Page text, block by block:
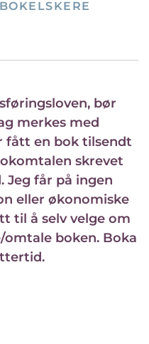
bør
merkes med
fått en bok tilsendt
skrevet
Jeg får på ingen
eller økonomiske
til å selv velge om
boken. Boka